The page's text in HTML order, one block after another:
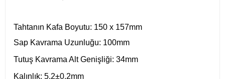
Tahtanın Kafa Boyutu: 150 x 157mm
Sap Kavrama Uzunluğu: 100mm
Tutuş Kavrama Alt Genişliği: 34mm
Kalınlık: 5.2±0.2mm